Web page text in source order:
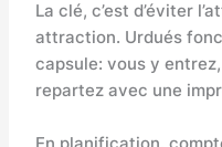
La clé, c’est d’éviter
attraction. Urdués
capsule: vous y
repartez avec une